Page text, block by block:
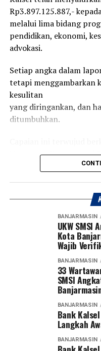
CS langsung
jelasnya.
Masa berlaku kartu ATM
tahun 2028 mendatang.
pungutan alias gratis.
[adv/riv]
Post Views:
WhatsApp
Messenger 0
Rp3.897.125.887,-
melalui lima bidang
pendidikan, ekonomi,
advokasi.
Setiap angka dalam
tetapi menggambarkan
kesulitan
yang diringankan, dan
ditumbuhkan.
khususnya Karyawan/ti
donatur yang telah
melalui UPZ Bank Kalsel.
Dari satu amanah yang
Dari satu kepedulian
bagi mereka yang
“Terima kasih telah
kebaikan ini. Semoga
menjadi keberkahan
penerima, dan manfaat
Banua,” ungkap UPZ
Bagi Donatur dan
menyisihkan sebagian
BANJARMASIN
UKW SMSI
Kota
Wajib
BANJARMASIN
33
SMSI
BANJARMASIN
Bank
Langkah
BANJARMASIN